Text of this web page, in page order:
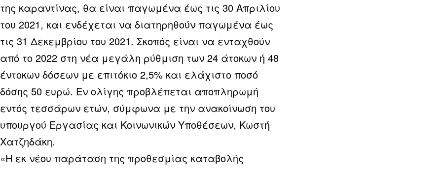
της καραντίνας, θα είναι παγωμένα έως τις 30 Απριλίου
του 2021, και ενδέχεται να διατηρηθούν παγωμένα έως
τις 31 Δεκεμβρίου του 2021. Σκοπός είναι να ενταχθούν
από το 2022 στη νέα μεγάλη ρύθμιση των 24 άτοκων ή 48
έντοκων δόσεων με επιτόκιο 2,5% και ελάχιστο ποσό
δόσης 50 ευρώ. Εν ολίγης προβλέπεται αποπληρωμή
εντός τεσσάρων ετών, σύμφωνα με την ανακοίνωση του
υπουργού Εργασίας και Κοινωνικών Υποθέσεων, Κωστή
Χατζηδάκη.
«Η εκ νέου παράταση της προθεσμίας καταβολής